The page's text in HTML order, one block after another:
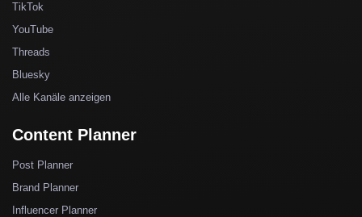
TikTok
YouTube
Threads
Bluesky
Alle Kanäle anzeigen
Content Planner
Post Planner
Brand Planner
Influencer Planner